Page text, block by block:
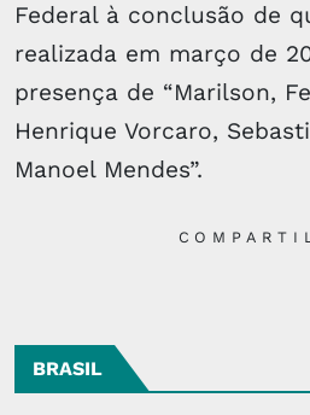
Federal à conclusão de
realizada em março de
presença de “Marilson,
Henrique Vorcaro,
Manoel Mendes”.
BRASIL